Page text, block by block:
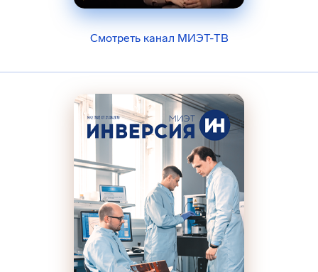
Смотреть канал МИЭТ-ТВ